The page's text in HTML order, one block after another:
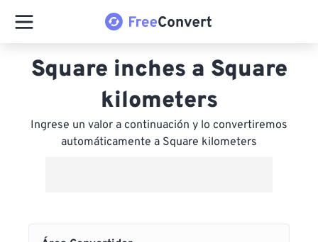
Square inches a Square
kilometers
Ingrese un valor a continuación y lo convertiremos
automáticamente a Square kilometers